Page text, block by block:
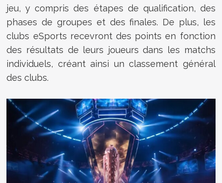
jeu, y compris des étapes de qualification, des
phases de groupes et des finales. De plus, les
clubs eSports recevront des points en fonction
des résultats de leurs joueurs dans les matchs
individuels, créant ainsi un classement général
des clubs.